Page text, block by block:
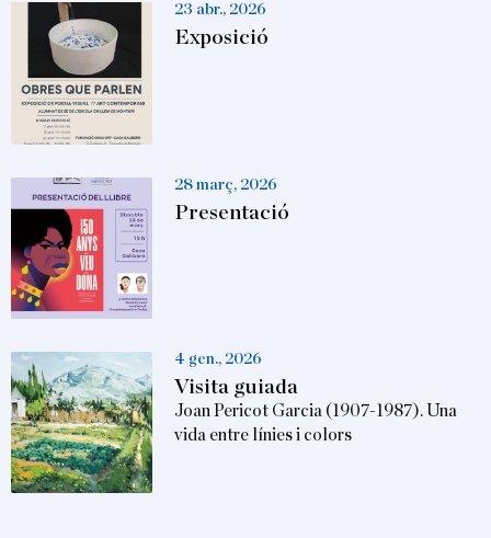
23 abr., 2026
Exposició
28 març, 2026
Presentació
4 gen., 2026
Visita guiada
Joan Pericot Garcia (1907-1987). Una
vida entre línies i colors